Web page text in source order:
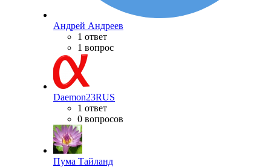
Андрей Андреев
1 ответ
1 вопрос
Daemon23RUS
1 ответ
0 вопросов
Пума Тайланд